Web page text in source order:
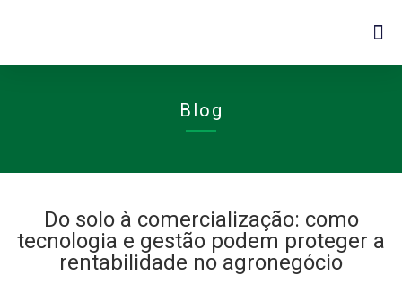
Blog
Do solo à comercialização: como
tecnologia e gestão podem proteger a
rentabilidade no agronegócio